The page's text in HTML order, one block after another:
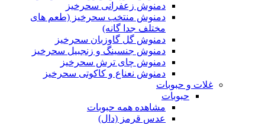
دمنوش زعفرانی سحرخیز
دمنوش منتخب سحرخیز (طعم های
مختلف جدا گانه)
دمنوش گل گاوزبان سحرخیز
دمنوش جنسینگ و زنجبیل سحرخیز
دمنوش چای ترش سحرخیز
دمنوش نعناع و کاکوتی سحرخیز
غلات و حبوبات
حبوبات
مشاهده همه حبوبات
عدس قرمز (دال)